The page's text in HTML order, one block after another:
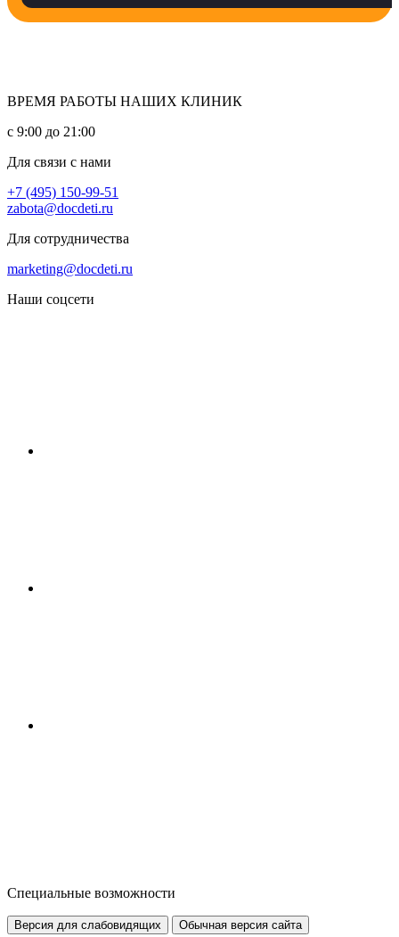
ВРЕМЯ РАБОТЫ НАШИХ КЛИНИК
с 9:00 до 21:00
Для связи с нами
+7 (495) 150-99-51
zabota@docdeti.ru
Для сотрудничества
marketing@docdeti.ru
Наши соцсети
Специальные возможности
Версия для слабовидящих Обычная версия сайта